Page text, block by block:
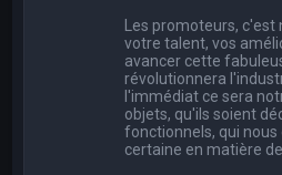
Les promoteurs,
votre talent, vos
avancer cette
révolutionnera
l'immédiat ce sera
objets, qu'ils soient
fonctionnels, qui
certaine en matière